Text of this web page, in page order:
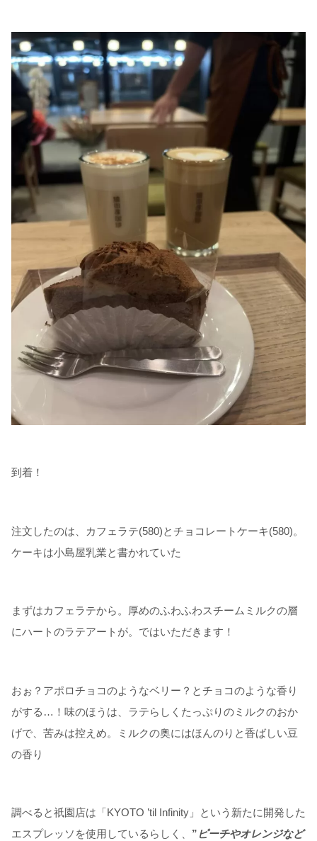
到着！
注文したのは、カフェラテ(580)とチョコレートケーキ(580)。
ケーキは小島屋乳業と書かれていた
まずはカフェラテから。厚めのふわふわスチームミルクの層
にハートのラテアートが。ではいただきます！
おぉ？アポロチョコのようなベリー？とチョコのような香り
がする…！味のほうは、ラテらしくたっぷりのミルクのおか
げで、苦みは控えめ。ミルクの奥にはほんのりと香ばしい豆
の香り
調べると祇園店は「KYOTO ’til Infinity」という新たに開発した
エスプレッソを使用しているらしく、 ” ピーチやオレンジなど